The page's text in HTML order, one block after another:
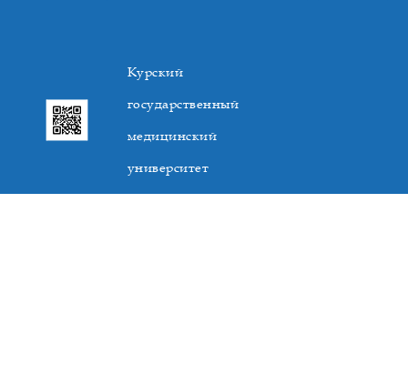
Курский
государственный
медицинский
университет